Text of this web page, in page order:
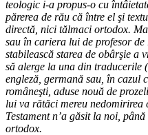
teologic i-a propus-o cu
părerea de rău că între el şi
directă, nici tălmaci ortodox.
sau în cariera lui de profesor de
stabilească starea de obârşie a
să alerge la una din traducerile
engleză, germană sau, în
româneşti, aduse nouă de
lui va rătăci mereu nedomirirea
Testament n’a găsit la noi,
ortodox.